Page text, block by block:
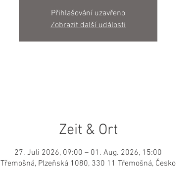
Přihlašování uzavřeno
Zobrazit další události
Zeit & Ort
27. Juli 2026, 09:00 – 01. Aug. 2026, 15:00
Třemošná, Plzeňská 1080, 330 11 Třemošná, Česko